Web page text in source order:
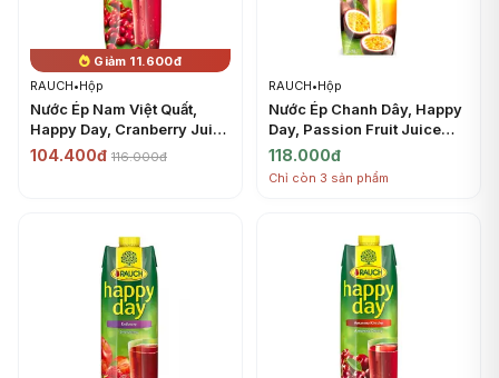
Giảm 11.600đ
RAUCH•Hộp
Nước Ép Nam Việt Quất,
Happy Day, Cranberry Juice
(1L) - RAUCH
104.400đ 116.000đ
RAUCH•Hộp
Nước Ép Chanh Dây, Happy
Day, Passion Fruit Juice
(1L) - RAUCH
118.000đ
Chỉ còn 3 sản phẩm